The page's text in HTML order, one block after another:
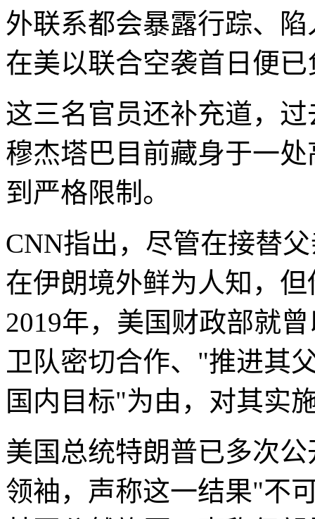
外联系都会暴露行踪、
在美以联合空袭首日便
这三名官员还补充道，
穆杰塔巴目前藏身于一
到严格限制。
CNN指出，尽管在接替
在伊朗境外鲜为人知，
2019年，美国财政部就
卫队密切合作、"推进其
国内目标"为由，对其实
美国总统特朗普已多次
领袖，声称这一结果"不